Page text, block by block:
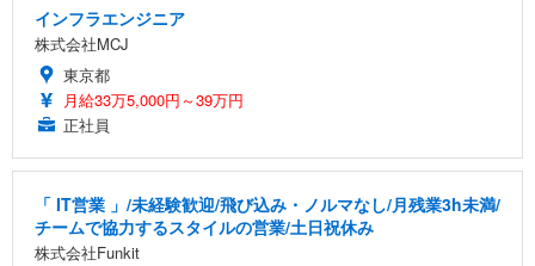
インフラエンジニア
株式会社MCJ
東京都
月給33万5,000円～39万円
正社員
「 IT営業 」/未経験歓迎/飛び込み・ノルマなし/月残業3h未満/
チームで協力するスタイルの営業/土日祝休み
株式会社Funkit